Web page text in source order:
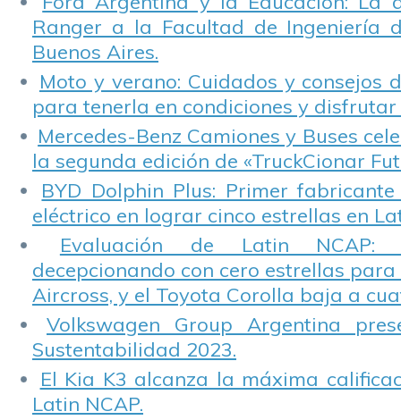
Ranger a la Facultad de Ingeniería
Buenos Aires.
Moto y verano: Cuidados y consejos
para tenerla en condiciones y disfrutar
Mercedes-Benz Camiones y Buses
la segunda edición de «TruckCionar
BYD Dolphin Plus: Primer
eléctrico en lograr cinco estrellas en
Evaluación de Latin NCAP:
decepcionando con cero estrellas para
Aircross, y el Toyota Corolla baja a
Volkswagen Group Argentina
Sustentabilidad 2023.
El Kia K3 alcanza la máxima
Latin NCAP.